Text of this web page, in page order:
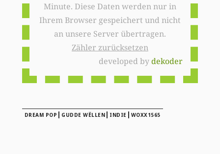
Minute. Diese Daten werden nur in
Ihrem Browser gespeichert und nicht
an unsere Server übertragen.
Zähler zurücksetzen
developed bydekoder
DREAM POP | GUDDE WËLLEN | INDIE | WOXX1565